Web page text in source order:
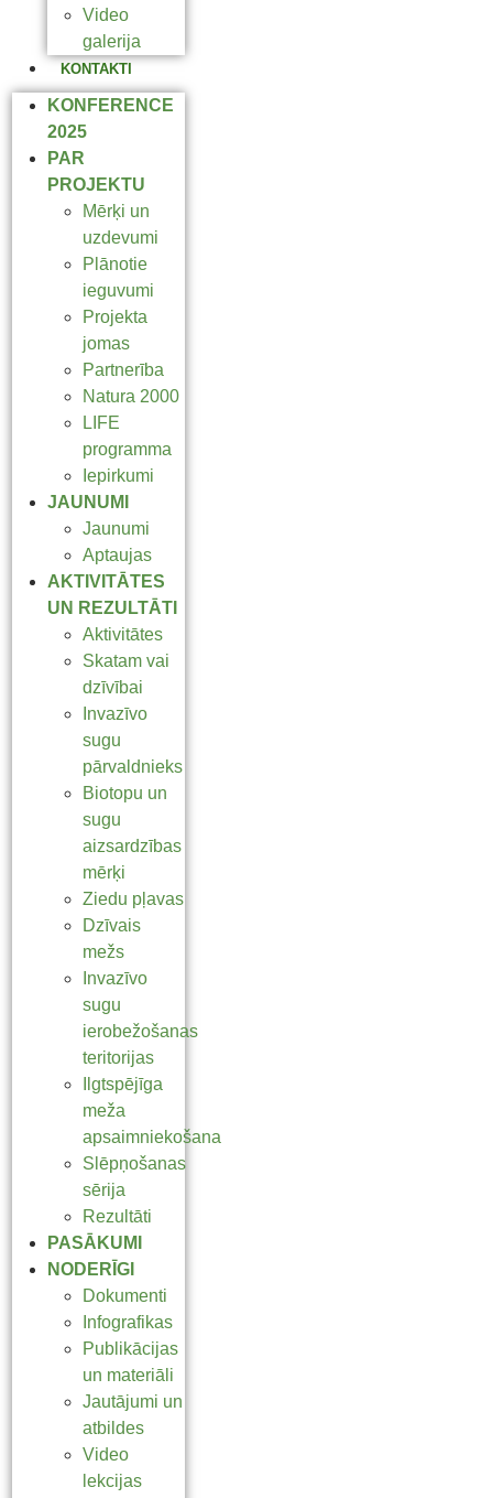
Video
galerija
KONTAKTI
KONFERENCE
2025
PAR
PROJEKTU
Mērķi un
uzdevumi
Plānotie
ieguvumi
Projekta
jomas
Partnerība
Natura 2000
LIFE
programma
Iepirkumi
JAUNUMI
Jaunumi
Aptaujas
AKTIVITĀTES
UN REZULTĀTI
Aktivitātes
Skatam vai
dzīvībai
Invazīvo
sugu
pārvaldnieks
Biotopu un
sugu
aizsardzības
mērķi
Ziedu pļavas
Dzīvais
mežs
Invazīvo
sugu
ierobežošanas
teritorijas
Ilgtspējīga
meža
apsaimniekošana
Slēpņošanas
sērija
Rezultāti
PASĀKUMI
NODERĪGI
Dokumenti
Infografikas
Publikācijas
un materiāli
Jautājumi un
atbildes
Video
lekcijas